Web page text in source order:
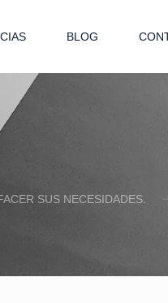
BLOG
SUS NECESIDADES.